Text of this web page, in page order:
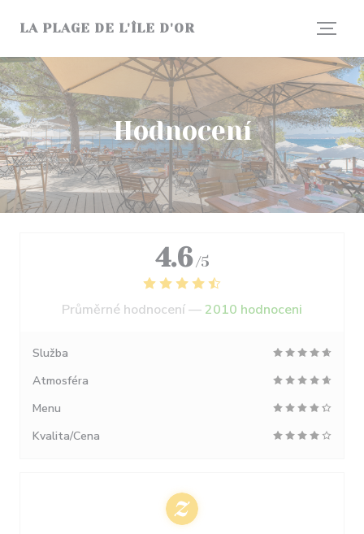
LA PLAGE DE L'ÎLE D'OR
Hodnocení
4.6 /5
Průměrné hodnocení — 2010 hodnoceni
Služba
Atmosféra
Menu
Kvalita/Cena